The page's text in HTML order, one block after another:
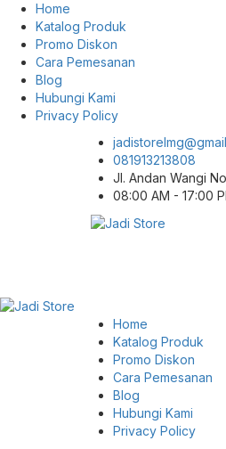
Home
Katalog Produk
Promo Diskon
Cara Pemesanan
Blog
Hubungi Kami
Privacy Policy
081913213808
Jl. Andan Wangi
08:00 AM - 17:00
Home
Katalog Produk
Promo Diskon
Cara Pemesanan
Blog
Hubungi Kami
Privacy Policy